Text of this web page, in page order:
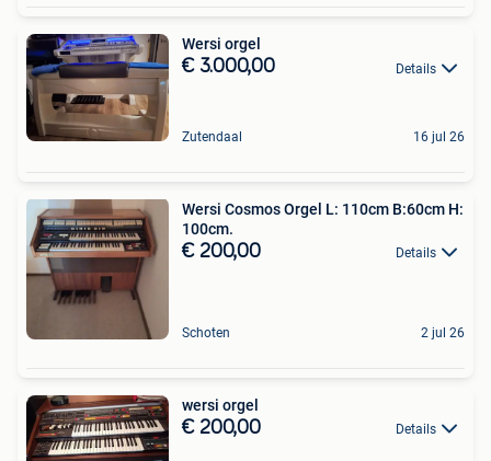
Wersi orgel
€ 3.000,00 Details
Zutendaal 16 jul 26
Wersi Cosmos Orgel L: 110cm B:60cm H:
100cm.
€ 200,00 Details
Schoten 2 jul 26
wersi orgel
€ 200,00 Details